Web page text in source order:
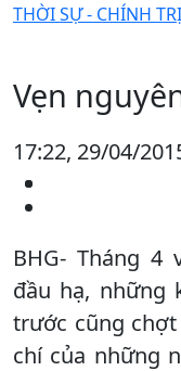
THỜI SỰ - CHÍNH TRỊ
Vẹn
17:22, 29/04/
BHG- Tháng 4
đầu hạ, những
trước cũng
chí của những